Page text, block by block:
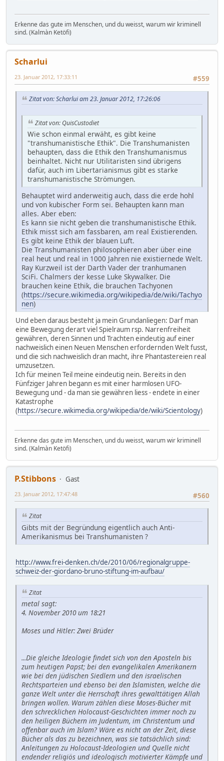
Erkenne das gute im Menschen, und du weisst, warum wir kriminell
sind. (Kalmàn Ketöfi)
Scharlui
#559
23. Januar 2012, 17:33:11
Zitat von: Scharlui am 23. Januar 2012, 17:26:06
Zitat von: QuisCustodiet
Wie schon einmal erwäht, es gibt keine
"transhumanistische Ethik". Die Transhumanisten
behaupten, dass die Ethik den Transhumanismus
beinhaltet. Nicht nur Utilitaristen sind übrigens
dafür, auch im Libertarianismus gibt es starke
transhumanistische Strömungen.
Behauptet wird anderweitig auch, dass die erde hohl
und von kubischer Form sei. Behaupten kann man
alles. Aber eben:
Es kann sie nicht geben die transhumanistische Ethik.
Ethik misst sich am fassbaren, am real Existierenden.
Es gibt keine Ethik der blauen Luft.
Die Transhumanisten philosophieren aber über eine
real heut und real in 1000 Jahren nie existiernede Welt.
Ray Kurzweil ist der Darth Vader der tranhumanen
SciFi. Chalmers der kesse Luke Skywalker. Die
brauchen keine Ethik, die brauchen Tachyonen
(https://secure.wikimedia.org/wikipedia/de/wiki/Tachyo
nen)
Und eben daraus besteht ja mein Grundanliegen: Darf man
eine Bewegung derart viel Spielraum rsp. Narrenfreiheit
gewähren, deren Sinnen und Trachten eindeutig auf einer
nachweislich einen Neuen Menschen erfordernden Welt fusst,
und die sich nachweislich dran macht, ihre Phantastereien real
umzusetzen.
Ich für meinen Teil meine eindeutig nein. Bereits in den
Fünfziger Jahren begann es mit einer harmlosen UFO-
Bewegung und - da man sie gewähren liess - endete in einer
Katastrophe
(https://secure.wikimedia.org/wikipedia/de/wiki/Scientology)
Erkenne das gute im Menschen, und du weisst, warum wir kriminell
sind. (Kalmàn Ketöfi)
P.Stibbons
Gast
#560
23. Januar 2012, 17:47:48
Zitat
Gibts mit der Begründung eigentlich auch Anti-
Amerikanismus bei Transhumanisten ?
http://www.frei-denken.ch/de/2010/06/regionalgruppe-
schweiz-der-giordano-bruno-stiftung-im-aufbau/
Zitat
metal sagt:
4. November 2010 um 18:21
Moses und Hitler: Zwei Brüder
...Die gleiche Ideologie findet sich von den Aposteln bis
zum heutigen Papst; bei den evangelikalen Amerikanern
wie bei den jüdischen Siedlern und den israelischen
Rechtsparteien und ebenso bei den Islamisten, welche die
ganze Welt unter die Herrschaft ihres gewalttätigen Allah
bringen wollen. Warum zählen diese Moses-Bücher mit
den schrecklichen Holocaust-Geschichten immer noch zu
den heiligen Büchern im Judentum, im Christentum und
offenbar auch im Islam? Wäre es nicht an der Zeit, diese
Bücher als das zu bezeichnen, was sie tatsächlich sind:
Anleitungen zu Holocaust-Ideologien und Quelle nicht
endender religiös und ideologisch motivierter Kämpfe und